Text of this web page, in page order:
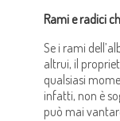
Rami e radici
Se i rami
altrui, il
qualsiasi
infatti, non è
può mai